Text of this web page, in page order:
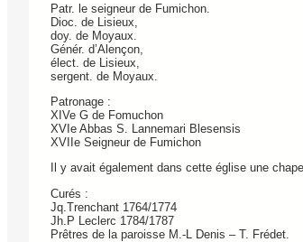
Patr. le seigneur de Fumichon.
Dioc. de Lisieux,
doy. de Moyaux.
Génér. d’Alençon,
élect. de Lisieux,
sergent. de Moyaux.
Patronage :
XIVe G de Fomuchon
XVIe Abbas S. Lannemari Blesensis
XVIIe Seigneur de Fumichon
Il y avait également dans cette église une
Curés :
Jq.Trenchant 1764/1774
Jh.P Leclerc 1784/1787
Prêtres de la paroisse M.-L Denis – T. Frédet.